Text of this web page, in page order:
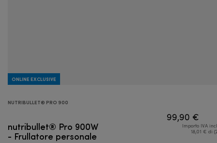
ONLINE EXCLUSIVE
NUTRIBULLET® PRO 900
nutribullet® Pro 900W
- Frullatore personale
99,90 €
Importo IVA
18,01 € di